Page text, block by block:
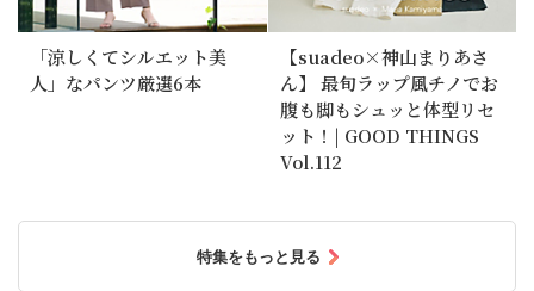
「涼しくてシルエット美
人」なパンツ厳選6本
【suadeo×神山まりあさ
ん】 最旬ラップ風チノでお
腹も脚もシュッと体型リセ
ット！| GOOD THINGS
Vol.112
特集をもっと見る